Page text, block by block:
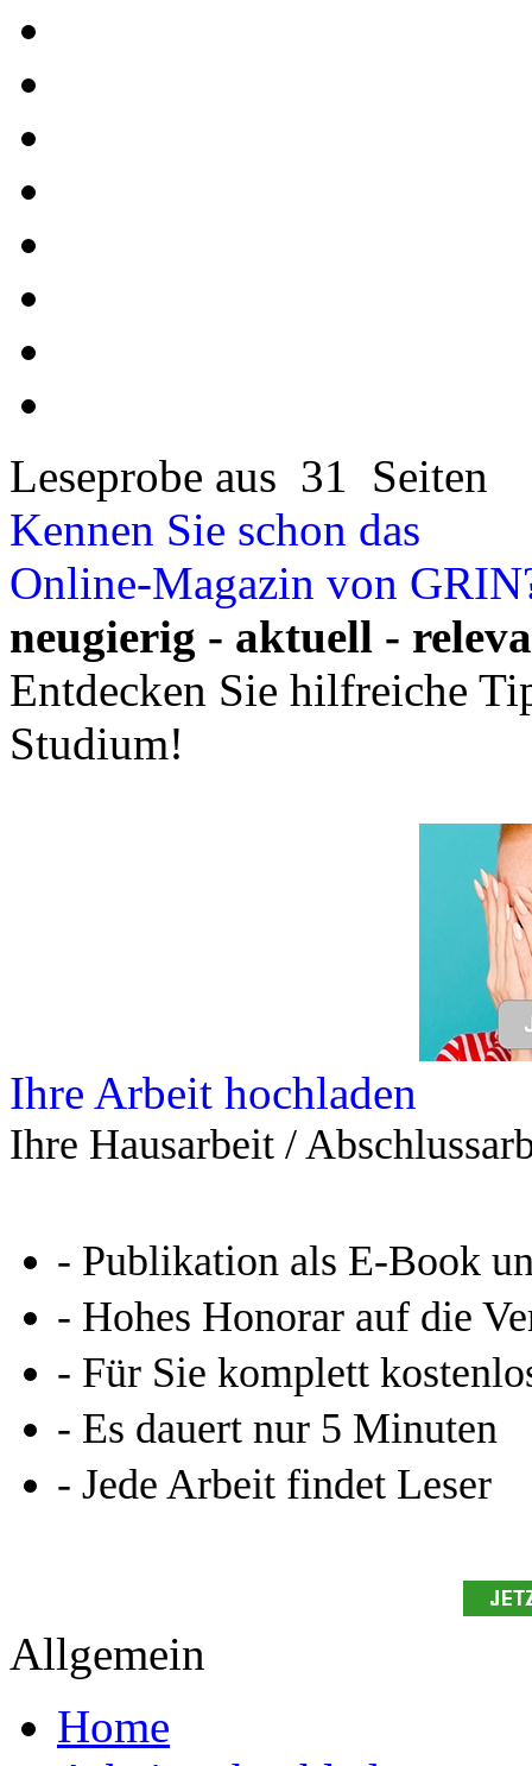
Leseprobe aus 31 Seiten
Kennen Sie schon das
Online-Magazin von
neugierig - aktuell -
Entdecken Sie hilfreiche
Studium!
Ihre Arbeit hochladen
Ihre Hausarbeit /
- Publikation als E-Book
- Hohes Honorar auf die
- Für Sie komplett
- Es dauert nur 5 Minuten
- Jede Arbeit findet Leser
Allgemein
Home